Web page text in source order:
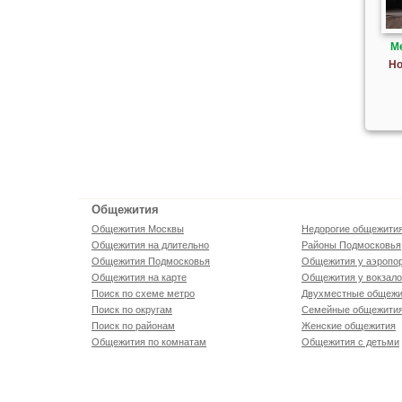
Общежития
Общежития Москвы
Общежития на длительно
Общежития Подмосковья
Общежития на карте
Поиск по схеме метро
Поиск по округам
Поиск по районам
Общежития по комнатам
Недорогие
Районы Подмосковья
Общежития у
Общежития у
Двухместные
Семейные
Женские общежития
Общежития с детьми